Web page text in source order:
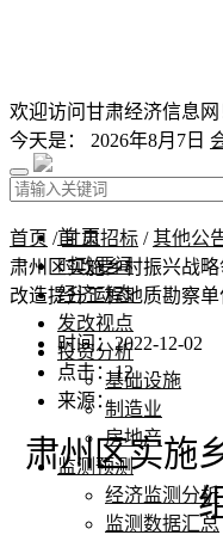
欢迎访问甘肃经济信息网
今天是： 2026年8月7日
首 页
时政要闻
经济动态
发改视点
投资分析
基础设施
制造业
房地产
监测预测
经济监测分析
监测数据汇总
首页 /甘肃招标 /其他公
肃州区实施乡村振兴战
改造提升工程地质勘察
时间：2022-12-02
点击：12
来源：
肃州区实施